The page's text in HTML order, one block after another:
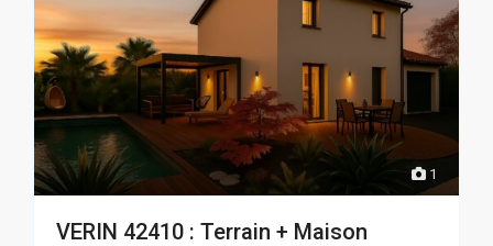
1
VERIN 42410 : Terrain + Maison